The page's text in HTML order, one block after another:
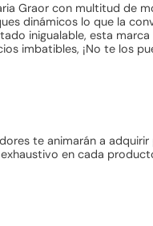
Graor con multitud de
dinámicos lo que la
inigualable, esta
imbatibles, ¡No te los
te animarán a
en cada